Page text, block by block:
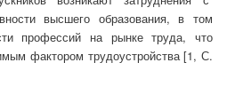
высшего образования, в том
профессий на рынке труда, что
фактором трудоустройства [1, С.